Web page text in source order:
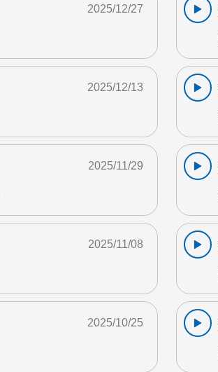
2025/12/27
2025/12/13
2025/11/29
2025/11/08
2025/10/25